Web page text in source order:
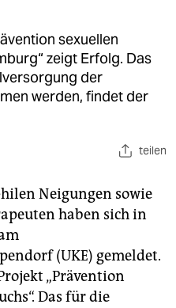
sexuellen
zeigt Erfolg. Das
der
werden, findet der
teilen
Neigungen sowie
haben sich in
(UKE) gemeldet.
„Prävention
Das für die